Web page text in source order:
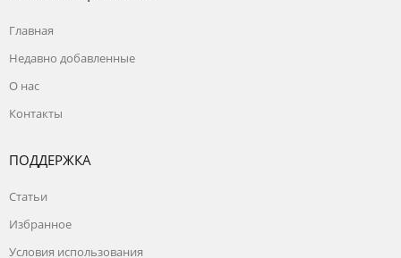
Главная
Недавно добавленные
О нас
Контакты
ПОДДЕРЖКА
Статьи
Избранное
Условия использования